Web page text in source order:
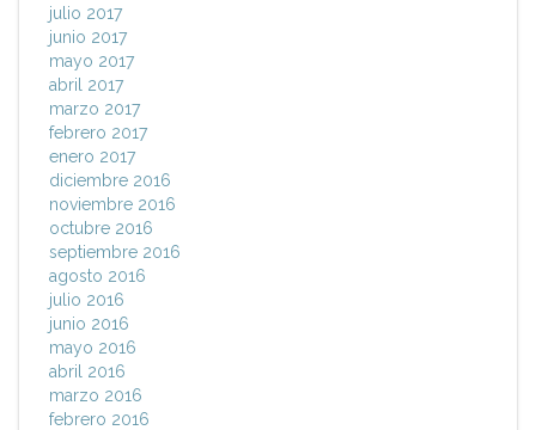
julio 2017
junio 2017
mayo 2017
abril 2017
marzo 2017
febrero 2017
enero 2017
diciembre 2016
noviembre 2016
octubre 2016
septiembre 2016
agosto 2016
julio 2016
junio 2016
mayo 2016
abril 2016
marzo 2016
febrero 2016